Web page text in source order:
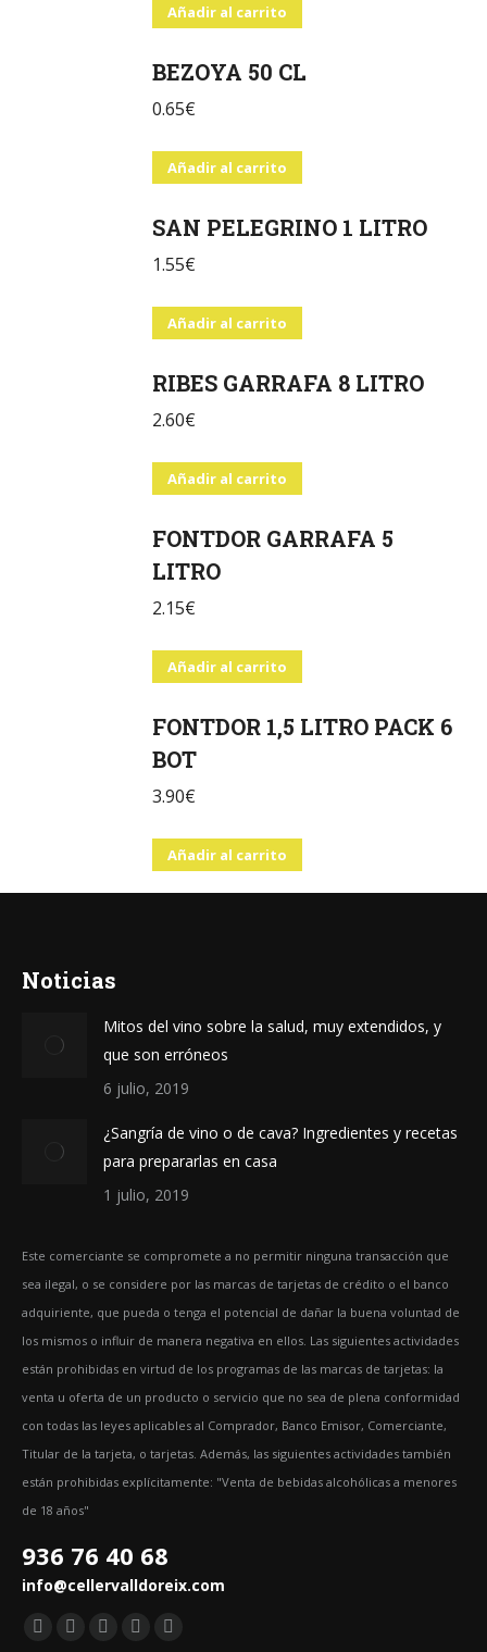
Añadir al carrito
BEZOYA 50 CL
0.65€
Añadir al carrito
SAN PELEGRINO 1 LITRO
1.55€
Añadir al carrito
RIBES GARRAFA 8 LITRO
2.60€
Añadir al carrito
FONTDOR GARRAFA 5
LITRO
2.15€
Añadir al carrito
FONTDOR 1,5 LITRO PACK 6
BOT
3.90€
Añadir al carrito
Noticias
Mitos del vino sobre la salud, muy extendidos, y
que son erróneos
6 julio, 2019
¿Sangría de vino o de cava? Ingredientes y recetas
para prepararlas en casa
1 julio, 2019
Este comerciante se compromete a no permitir ninguna transacción que
sea ilegal, o se considere por las marcas de tarjetas de crédito o el banco
adquiriente, que pueda o tenga el potencial de dañar la buena voluntad de
los mismos o influir de manera negativa en ellos. Las siguientes actividades
están prohibidas en virtud de los programas de las marcas de tarjetas: la
venta u oferta de un producto o servicio que no sea de plena conformidad
con todas las leyes aplicables al Comprador, Banco Emisor, Comerciante,
Titular de la tarjeta, o tarjetas. Además, las siguientes actividades también
están prohibidas explícitamente: "Venta de bebidas alcohólicas a menores
de 18 años"
936 76 40 68
info@cellervalldoreix.com
Encuéntranos en:
Facebook
TwitterYouTube
PinterestInstagram